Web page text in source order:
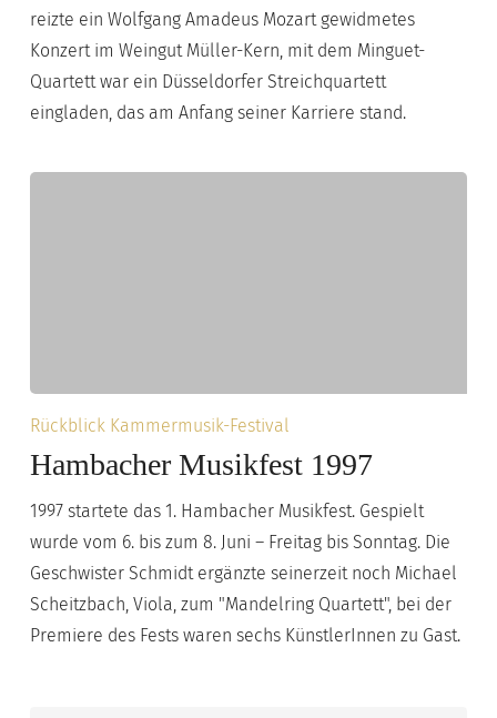
reizte ein Wolfgang Amadeus Mozart gewidmetes
Konzert im Weingut Müller-Kern, mit dem Minguet-
Quartett war ein Düsseldorfer Streichquartett
eingladen, das am Anfang seiner Karriere stand.
Hambacher
Musikfest
Rückblick Kammermusik-Festival
Hambacher Musikfest 1997
1997 startete das 1. Hambacher Musikfest. Gespielt
wurde vom 6. bis zum 8. Juni – Freitag bis Sonntag. Die
Geschwister Schmidt ergänzte seinerzeit noch Michael
Scheitzbach, Viola, zum "Mandelring Quartett", bei der
Premiere des Fests waren sechs KünstlerInnen zu Gast.